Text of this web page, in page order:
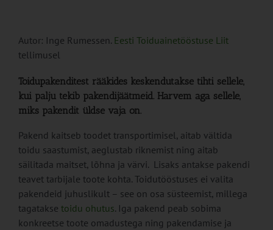
Autor: Inge Rumessen. Eesti Toiduainetööstuse Liit
tellimusel
Toidupakenditest rääkides keskendutakse tihti sellele,
kui palju tekib pakendijäätmeid. Harvem aga sellele,
miks pakendit üldse vaja on.
Pakend kaitseb toodet transportimisel, aitab vältida
toidu saastumist, aeglustab riknemist ning aitab
säilitada maitset, lõhna ja värvi. Lisaks antakse pakendi
teavet tarbijale toote kohta. Toidutööstuses ei valita
pakendeid juhuslikult – see on osa süsteemist, millega
tagatakse toidu ohutus. Iga pakend peab sobima
konkreetse toote omadustega ning pakendamise ja